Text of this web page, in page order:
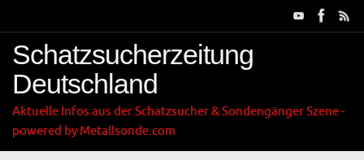
Inhalt
springen
Schatzsucherzeitung
Deutschland
Aktuelle Infos aus der Schatzsucher & Sondengänger Szene -
powered by Metallsonde.com